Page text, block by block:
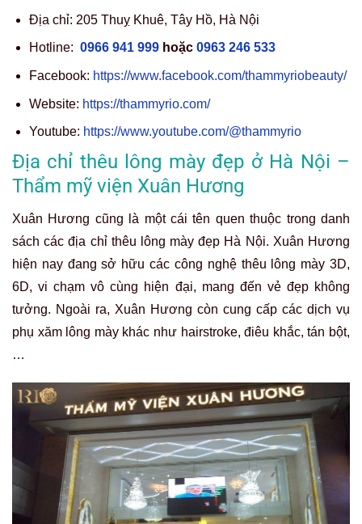
Địa chỉ: 205 Thuỵ Khuê, Tây Hồ, Hà Nội
Hotline: 0966 941 999hoặc 0963 246 533
Facebook: https://www.facebook.com/thammyriobeauty/
Website: https://thammyrio.com/
Youtube: https://www.youtube.com/@thammyrio
Địa chỉ thêu lông mày đẹp ở Hà Nội –
Thẩm mỹ viện Xuân Hương
Xuân Hương cũng là một cái tên quen thuộc trong danh
sách các địa chỉ thêu lông mày đẹp Hà Nội. Xuân Hương
hiện nay đang sở hữu các công nghệ thêu lông mày 3D,
6D, vi chạm vô cùng hiện đại, mang đến vẻ đẹp không
tưởng. Ngoài ra, Xuân Hương còn cung cấp các dịch vụ
phụ xăm lông mày khác như hairstroke, điêu khắc, tán bột,
…